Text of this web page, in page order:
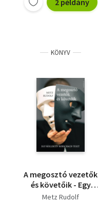
2 példány
KÖNYV
A megosztó vezetők
és követőik - Egy
kollektív Rorschach-
Metz Rudolf